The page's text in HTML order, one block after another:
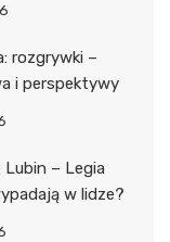
rozgrywki –
i perspektywy
Lubin – Legia
w lidze?